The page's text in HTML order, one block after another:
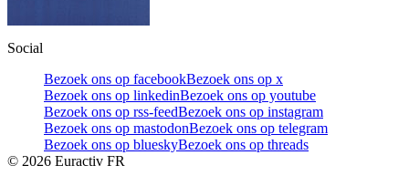
Social
Bezoek ons op facebookBezoek ons op x
Bezoek ons op linkedinBezoek ons op youtube
Bezoek ons op rss-feedBezoek ons op instagram
Bezoek ons op mastodonBezoek ons op telegram
Bezoek ons op blueskyBezoek ons op threads
© 2026 Euractiv FR